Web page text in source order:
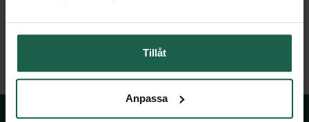
Tillåt
Anpassa